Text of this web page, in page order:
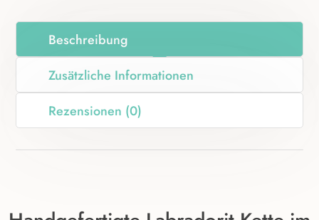
Beschreibung
Zusätzliche Informationen
Rezensionen (0)